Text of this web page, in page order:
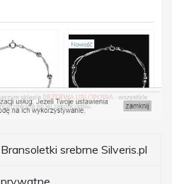
Bransoletki srebrne Silveris.pl
prywatne